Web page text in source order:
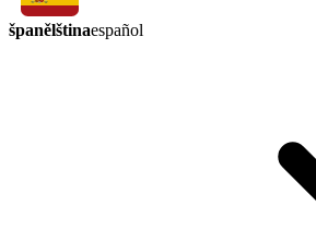
španělštinaespañol